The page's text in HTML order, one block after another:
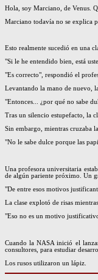
Hola, soy Marciano, de Venus.
Marciano todavía no se explica
Esto realmente sucedió en una
"Si le he entendido bien, está
"Es correcto", respondió el
Levantando la mano de nuevo,
"Entonces... ¿por qué no sabe
Tras un silencio estupefacto, la
Sin embargo, mientras cruzaba
"No le sabe dulce porque las
Una profesora universitaria
de algún pariente próximo. Un
"De entre esos motivos
La clase explotó de risas
"Eso no es un motivo
Cuando la NASA inició el
consultores, para estudiar
Los rusos utilizaron un lápiz.